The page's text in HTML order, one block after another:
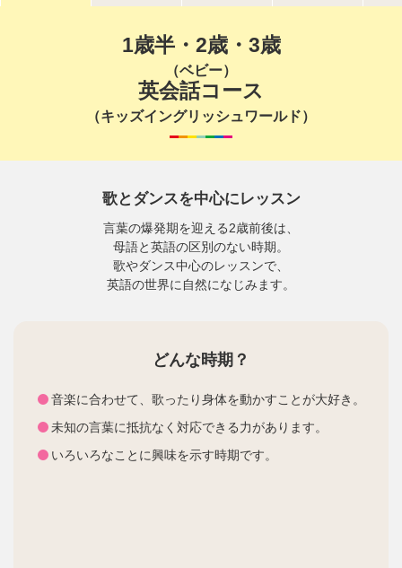
1歳半・2歳・3歳
（ベビー）
英会話コース
（キッズイングリッシュワールド）
歌とダンスを中心にレッスン
言葉の爆発期を迎える2歳前後は、
母語と英語の区別のない時期。
歌やダンス中心のレッスンで、
英語の世界に自然になじみます。
どんな時期？
音楽に合わせて、歌ったり身体を動かすことが大好き。
未知の言葉に抵抗なく対応できる力があります。
いろいろなことに興味を示す時期です。